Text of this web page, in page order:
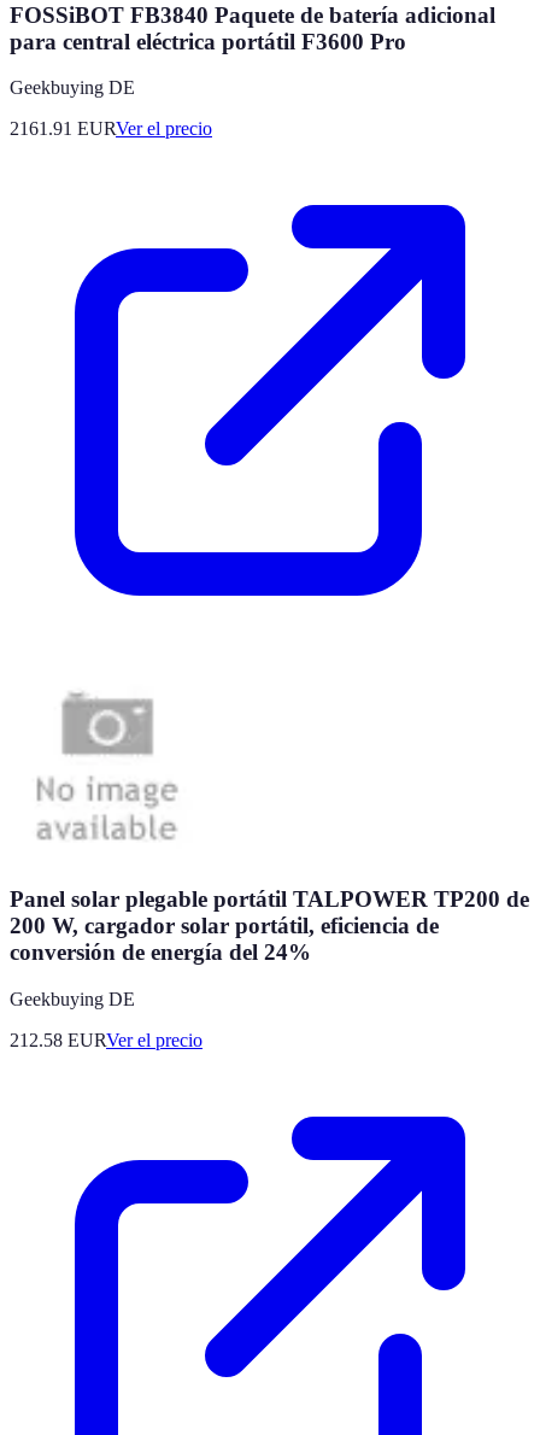
FOSSiBOT FB3840 Paquete de batería adicional
para central eléctrica portátil F3600 Pro
Geekbuying DE
2161.91 EURVer el precio
Panel solar plegable portátil TALPOWER TP200 de
200 W, cargador solar portátil, eficiencia de
conversión de energía del 24%
Geekbuying DE
212.58 EURVer el precio